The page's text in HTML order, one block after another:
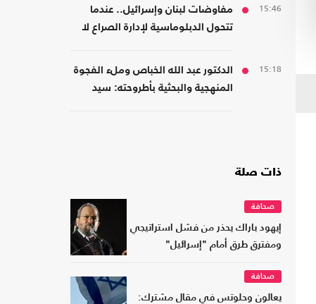
15:46
مفاوضات لبنان وإسرائيل.. عندما
تتحول الدبلوماسية لإدارة الصراع لا
15:18
الدكتور عبد الله الخباص وملء الفجوة
المنهجية والبحثية بأطروحته: سيد
ذات صلة
صحافة
إيهود باراك يحذر من فشل استراتيجي
ومفترق طرق أمام "إسرائيل"
صحافة
يعالون وحلوتس في مقال مشترك: